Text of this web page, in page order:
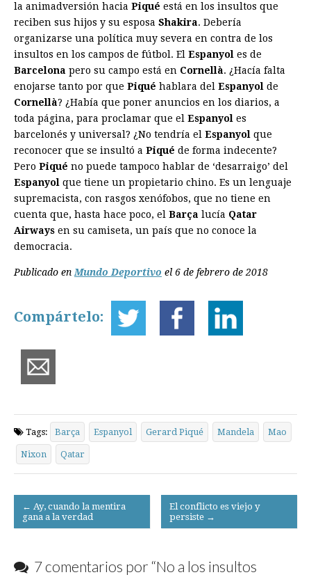
la animadversión hacia Piqué está en los insultos que
reciben sus hijos y su esposa Shakira. Debería
organizarse una política muy severa en contra de los
insultos en los campos de fútbol. El Espanyol es de
Barcelona pero su campo está en Cornellà. ¿Hacía falta
enojarse tanto por que Piqué hablara del Espanyol de
Cornellà? ¿Había que poner anuncios en los diarios, a
toda página, para proclamar que el Espanyol es
barcelonés y universal? ¿No tendría el Espanyol que
reconocer que se insultó a Piqué de forma indecente?
Pero Piqué no puede tampoco hablar de ‘desarraigo’ del
Espanyol que tiene un propietario chino. Es un lenguaje
supremacista, con rasgos xenófobos, que no tiene en
cuenta que, hasta hace poco, el Barça lucía Qatar
Airways en su camiseta, un país que no conoce la
democracia.
Publicado enMundo Deportivo el 6 de febrero de 2018
Compártelo:
Tags: Barça Espanyol Gerard Piqué Mandela Mao
Nixon Qatar
Post
navigation
← Ay, cuando la mentira
gana a la verdad
El conflicto es viejo y
persiste →
7 comentarios por “No a los insultos